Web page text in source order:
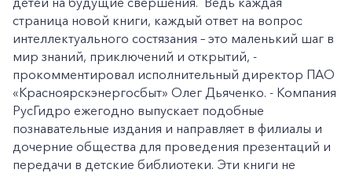
страница новой книги, каждый ответ на вопрос
интеллектуального состязания – это маленький шаг в
мир знаний, приключений и открытий, -
прокомментировал исполнительный директор ПАО
«Красноярскэнергосбыт» Олег Дьяченко. - Компания
РусГидро ежегодно выпускает подобные
познавательные издания и направляет в филиалы и
дочерние общества для проведения презентаций и
передачи в детские библиотеки. Эти книги не